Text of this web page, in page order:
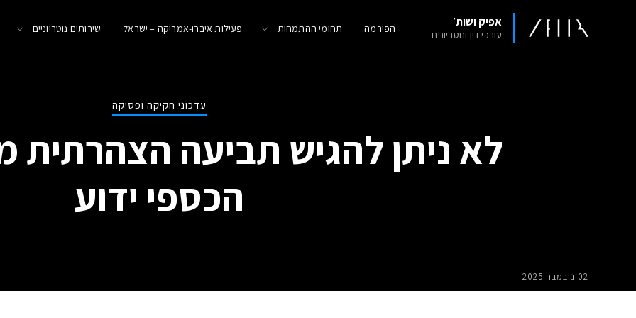
אפיק ושות׳
עורכי דין ונוטריונים הפירמה תחומי ההתמחות פעילות איברו-אמריקה – ישראל שירותים נוטריוניים
עדכוני חקיקה ופסיקה
לא ניתן להגיש תביעה הצהרתית
הכספי ידוע
02 נובמבר 2025